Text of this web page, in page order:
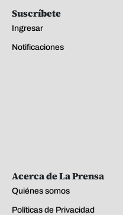
Suscríbete
Ingresar
Notificaciones
Acerca de La Prensa
Quiénes somos
Políticas de Privacidad